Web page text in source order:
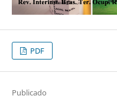
PDF
Publicado